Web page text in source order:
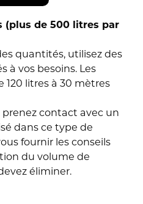
(plus de 500 litres par
quantités, utilisez des
à vos besoins. Les
120 litres à 30 mètres
prenez contact avec un
dans ce type de
fournir les conseils
du volume de
éliminer.